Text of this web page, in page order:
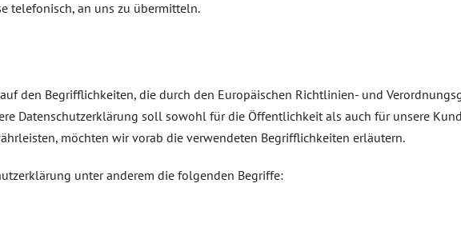
telefonisch, an uns zu übermitteln.
den Begrifflichkeiten, die durch den Europäischen Richtlinien- und
Datenschutzerklärung soll sowohl für die Öffentlichkeit als auch für unsere
möchten wir vorab die verwendeten Begrifflichkeiten erläutern.
unter anderem die folgenden Begriffe: